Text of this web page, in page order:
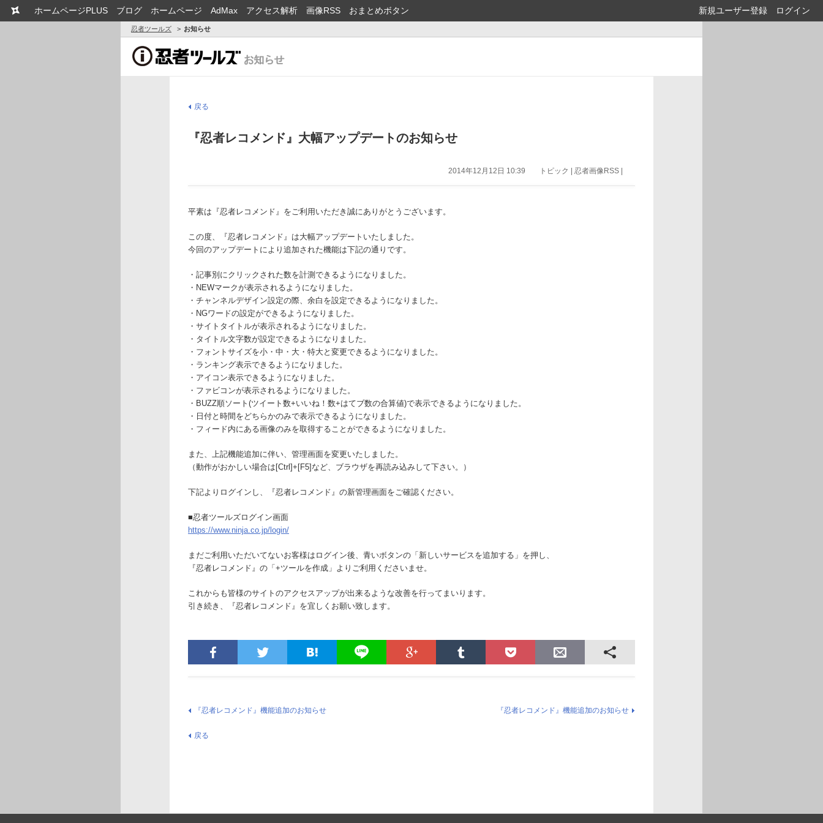
新規ユーザー登録 ログイン
ホームページPLUS ブログ ホームページ AdMax アクセス解析 画像RSS おまとめボタン
忍者ツールズ お知らせ
戻る
『忍者レコメンド』大幅アップデートのお知らせ
トピック | 忍者画像RSS |
2014年12月12日 10:39
平素は『忍者レコメンド』をご利用いただき誠にありがとうございます。
この度、『忍者レコメンド』は大幅アップデートいたしました。
今回のアップデートにより追加された機能は下記の通りです。
・記事別にクリックされた数を計測できるようになりました。
・NEWマークが表示されるようになりました。
・チャンネルデザイン設定の際、余白を設定できるようになりました。
・NGワードの設定ができるようになりました。
・サイトタイトルが表示されるようになりました。
・タイトル文字数が設定できるようになりました。
・フォントサイズを小・中・大・特大と変更できるようになりました。
・ランキング表示できるようになりました。
・アイコン表示できるようになりました。
・ファビコンが表示されるようになりました。
・BUZZ順ソート(ツイート数+いいね！数+はてブ数の合算値)で表示できるようになりました。
・日付と時間をどちらかのみで表示できるようになりました。
・フィード内にある画像のみを取得することができるようになりました。
また、上記機能追加に伴い、管理画面を変更いたしました。
（動作がおかしい場合は[Ctrl]+[F5]など、ブラウザを再読み込みして下さい。）
下記よりログインし、『忍者レコメンド』の新管理画面をご確認ください。
■忍者ツールズログイン画面
https://www.ninja.co.jp/login/
まだご利用いただいてないお客様はログイン後、青いボタンの「新しいサービスを追加する」を押し、
『忍者レコメンド』の「+ツールを作成」よりご利用くださいませ。
これからも皆様のサイトのアクセスアップが出来るような改善を行ってまいります。
引き続き、『忍者レコメンド』を宜しくお願い致します。
『忍者レコメンド』機能追加のお知らせ 『忍者レコメンド』機能追加のお知らせ
戻る